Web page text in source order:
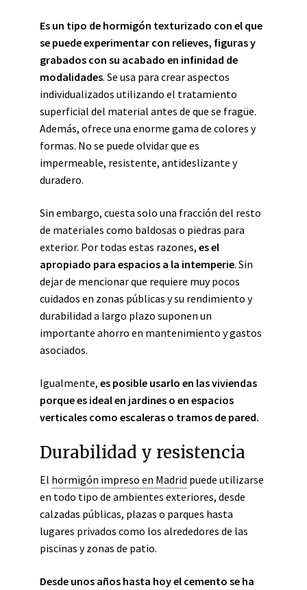
Es un tipo de hormigón texturizado con el que
se puede experimentar con relieves, figuras y
grabados con su acabado en infinidad de
modalidades. Se usa para crear aspectos
individualizados utilizando el tratamiento
superficial del material antes de que se fragüe.
Además, ofrece una enorme gama de colores y
formas. No se puede olvidar que es
impermeable, resistente, antideslizante y
duradero.
Sin embargo, cuesta solo una fracción del resto
de materiales como baldosas o piedras para
exterior. Por todas estas razones, es el
apropiado para espacios a la intemperie. Sin
dejar de mencionar que requiere muy pocos
cuidados en zonas públicas y su rendimiento y
durabilidad a largo plazo suponen un
importante ahorro en mantenimiento y gastos
asociados.
Igualmente, es posible usarlo en las viviendas
porque es ideal en jardines o en espacios
verticales como escaleras o tramos de pared.
Durabilidad y resistencia
El hormigón impreso en Madrid puede utilizarse
en todo tipo de ambientes exteriores, desde
calzadas públicas, plazas o parques hasta
lugares privados como los alrededores de las
piscinas y zonas de patio.
Desde unos años hasta hoy el cemento se ha